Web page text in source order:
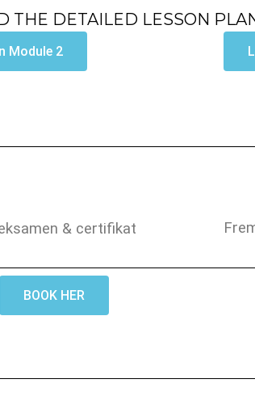
THE DETAILED LESSON
Module 2
& certifikat
BOOK HER